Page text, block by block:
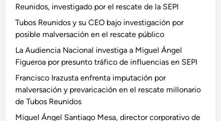
Reunidos, investigado por el rescate de la SEPI
Tubos Reunidos y su CEO bajo investigación por
posible malversación en el rescate público
La Audiencia Nacional investiga a Miguel Ángel
Figueroa por presunto tráfico de influencias en SEPI
Francisco Irazusta enfrenta imputación por
malversación y prevaricación en el rescate millonario
de Tubos Reunidos
Miguel Ángel Santiago Mesa, director corporativo de